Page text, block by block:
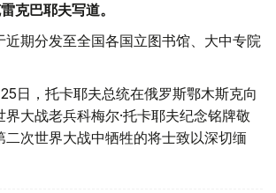
克巴耶夫写道。
近期分发至全国各国立图书馆、大中专院
25日，托卡耶夫总统在俄罗斯鄂木斯克向
大战老兵科梅尔·托卡耶夫纪念铭牌敬
二次世界大战中牺牲的将士致以深切缅